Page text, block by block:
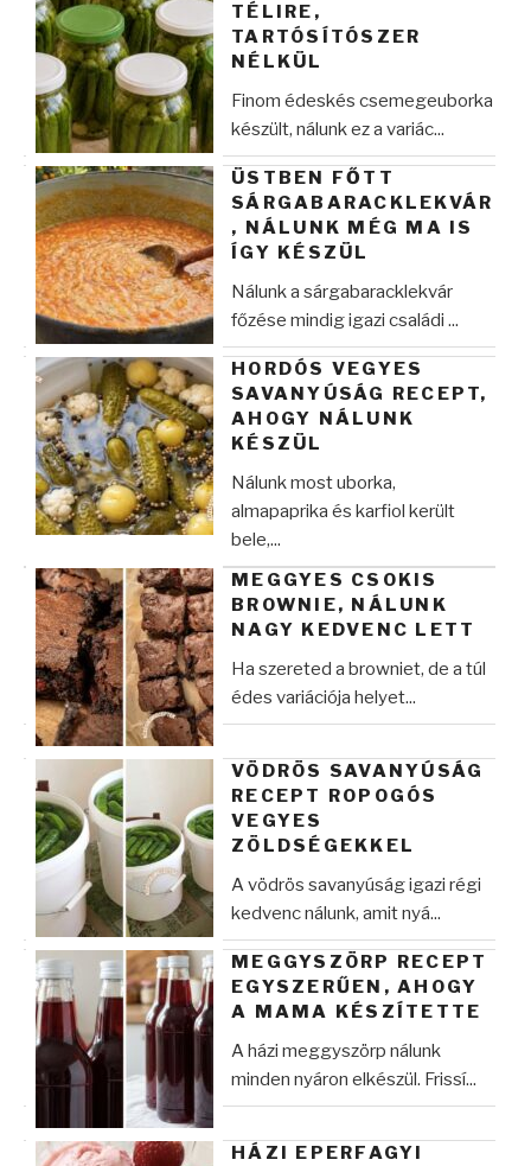
TÉLIRE,
TARTÓSÍTÓSZER
NÉLKÜL
Finom édeskés csemegeuborka
készült, nálunk ez a variác...
ÜSTBEN FŐTT
SÁRGABARACKLEKVÁR
, NÁLUNK MÉG MA IS
ÍGY KÉSZÜL
Nálunk a sárgabaracklekvár
főzése mindig igazi családi ...
HORDÓS VEGYES
SAVANYÚSÁG RECEPT,
AHOGY NÁLUNK
KÉSZÜL
Nálunk most uborka,
almapaprika és karfiol került
bele,...
MEGGYES CSOKIS
BROWNIE, NÁLUNK
NAGY KEDVENC LETT
Ha szereted a browniet, de a túl
édes variációja helyet...
VÖDRÖS SAVANYÚSÁG
RECEPT ROPOGÓS
VEGYES
ZÖLDSÉGEKKEL
A vödrös savanyúság igazi régi
kedvenc nálunk, amit nyá...
MEGGYSZÖRP RECEPT
EGYSZERŰEN, AHOGY
A MAMA KÉSZÍTETTE
A házi meggyszörp nálunk
minden nyáron elkészül. Frissí...
HÁZI EPERFAGYI